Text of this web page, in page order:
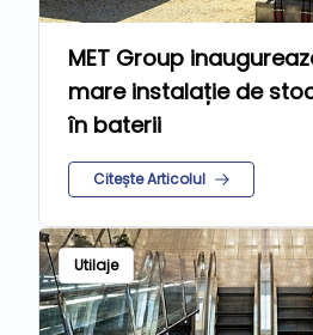
MET Group
mare instalație de
în baterii
Citește Articolul
Utilaje